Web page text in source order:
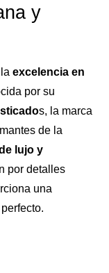
y
excelencia en
por su
s, la marca
de la
lujo y
por detalles
una